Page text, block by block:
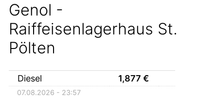
Genol -
Raiffeisenlagerhaus St.
Pölten
Diesel 1,877 €
07.08.2026 - 23:57